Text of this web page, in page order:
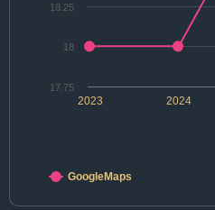
2024
2023
17.75
18
18.25
GoogleMaps